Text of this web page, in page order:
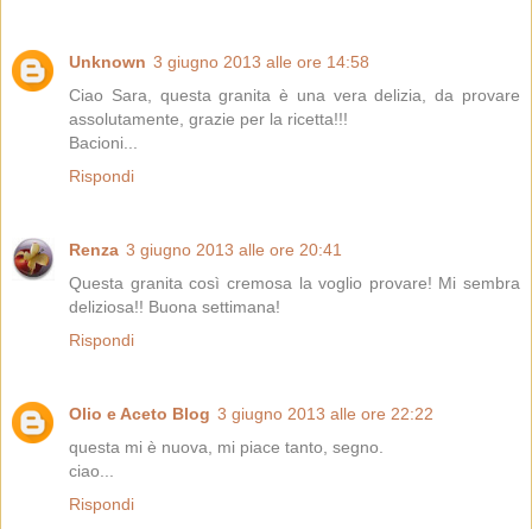
Unknown 3 giugno 2013 alle ore 14:58
Ciao Sara, questa granita è una vera delizia, da provare
assolutamente, grazie per la ricetta!!!
Bacioni...
Rispondi
Renza 3 giugno 2013 alle ore 20:41
Questa granita così cremosa la voglio provare! Mi sembra
deliziosa!! Buona settimana!
Rispondi
Olio e Aceto Blog 3 giugno 2013 alle ore 22:22
questa mi è nuova, mi piace tanto, segno.
ciao...
Rispondi